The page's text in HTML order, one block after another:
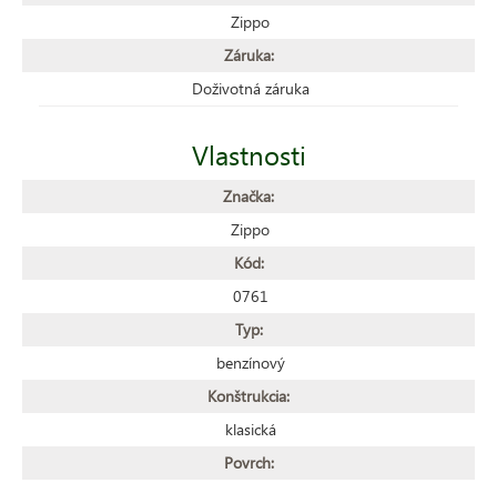
Zippo
Záruka:
Doživotná záruka
Vlastnosti
Značka:
Zippo
Kód:
0761
Typ:
benzínový
Konštrukcia:
klasická
Povrch: